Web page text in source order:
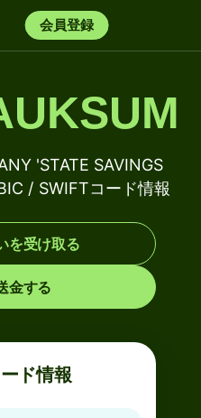
会員登録
'STATE SAVINGS
/ SWIFTコード情報
を受け取る
金する
ド情報